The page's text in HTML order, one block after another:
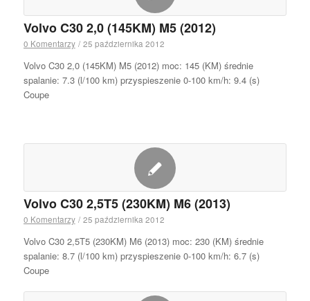
Volvo C30 2,0 (145KM) M5 (2012)
0 Komentarzy / 25 października 2012
Volvo C30 2,0 (145KM) M5 (2012) moc: 145 (KM) średnie
spalanie: 7.3 (l/100 km) przyspieszenie 0-100 km/h: 9.4 (s)
Coupe
Volvo C30 2,5T5 (230KM) M6 (2013)
0 Komentarzy / 25 października 2012
Volvo C30 2,5T5 (230KM) M6 (2013) moc: 230 (KM) średnie
spalanie: 8.7 (l/100 km) przyspieszenie 0-100 km/h: 6.7 (s)
Coupe